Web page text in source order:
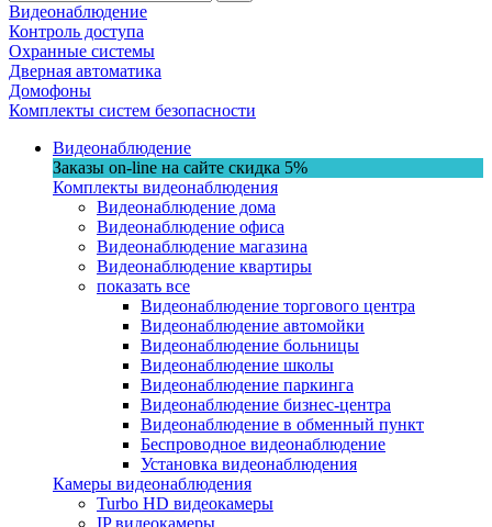
Видеонаблюдение
Контроль доступа
Охранные системы
Дверная автоматика
Домофоны
Комплекты систем безопасности
Видеонаблюдение
Заказы on-line на сaйте скидка 5%
Комплекты видеонаблюдения
Видеонаблюдение дома
Видеонаблюдение офиса
Видеонаблюдение магазина
Видеонаблюдение квартиры
показать все
Видеонаблюдение торгового центра
Видеонаблюдение автомойки
Видеонаблюдение больницы
Видеонаблюдение школы
Видеонаблюдение паркинга
Видеонаблюдение бизнес-центра
Видеонаблюдение в обменный пункт
Беспроводное видеонаблюдение
Установка видеонаблюдения
Камеры видеонаблюдения
Turbo HD видеокамеры
IP видеокамеры